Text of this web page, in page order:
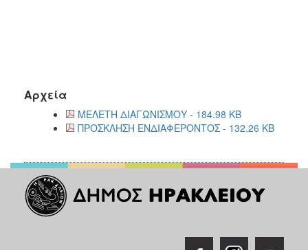
Αρχεία
ΜΕΛΕΤΗ ΔΙΑΓΩΝΙΣΜΟΥ - 184.98 KB
ΠΡΟΣΚΛΗΣΗ ΕΝΔΙΑΦΕΡΟΝΤΟΣ - 132.26 KB